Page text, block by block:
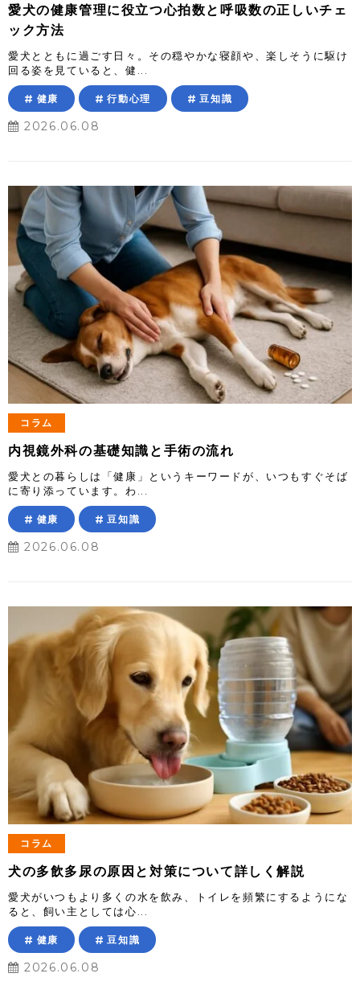
愛犬の健康管理に役立つ心拍数と呼吸数の正しいチェ
ック方法
愛犬とともに過ごす日々。その穏やかな寝顔や、楽しそうに駆け
回る姿を見ていると、健...
健康 行動心理 豆知識
2026.06.08
コラム
内視鏡外科の基礎知識と手術の流れ
愛犬との暮らしは「健康」というキーワードが、いつもすぐそば
に寄り添っています。わ...
健康 豆知識
2026.06.08
コラム
犬の多飲多尿の原因と対策について詳しく解説
愛犬がいつもより多くの水を飲み、トイレを頻繁にするようにな
ると、飼い主としては心...
健康 豆知識
2026.06.08